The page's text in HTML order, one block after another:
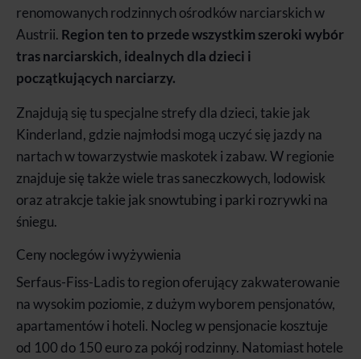
renomowanych rodzinnych ośrodków narciarskich w
Austrii. Region ten to przede wszystkim szeroki wybór
tras narciarskich, idealnych dla dzieci i
początkujących narciarzy.
Znajdują się tu specjalne strefy dla dzieci, takie jak
Kinderland, gdzie najmłodsi mogą uczyć się jazdy na
nartach w towarzystwie maskotek i zabaw. W regionie
znajduje się także wiele tras saneczkowych, lodowisk
oraz atrakcje takie jak snowtubing i parki rozrywki na
śniegu.
Ceny noclegów i wyżywienia
Serfaus-Fiss-Ladis to region oferujący zakwaterowanie
na wysokim poziomie, z dużym wyborem pensjonatów,
apartamentów i hoteli. Nocleg w pensjonacie kosztuje
od 100 do 150 euro za pokój rodzinny. Natomiast hotele